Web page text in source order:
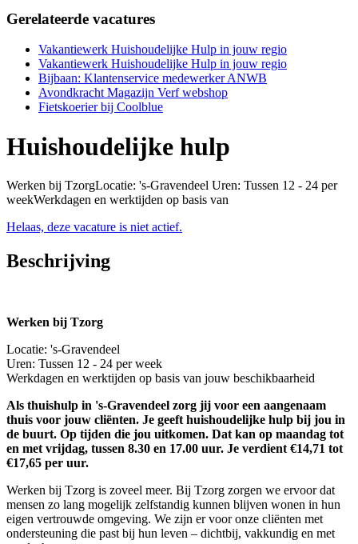
Gerelateerde vacatures
Vakantiewerk Huishoudelijke Hulp in jouw regio
Vakantiewerk Huishoudelijke Hulp in jouw regio
Bijbaan: Klantenservice medewerker ANWB
Avondkracht Magazijn Verf webshop
Fietskoerier bij Coolblue
Huishoudelijke hulp
Werken bij TzorgLocatie: 's-Gravendeel Uren: Tussen 12 - 24 per
weekWerkdagen en werktijden op basis van
Helaas, deze vacature is niet actief.
Beschrijving
Werken bij Tzorg
Locatie: 's-Gravendeel
Uren: Tussen 12 - 24 per week
Werkdagen en werktijden op basis van jouw beschikbaarheid
Als thuishulp in 's-Gravendeel zorg jij voor een aangenaam
thuis voor jouw cliënten. Je geeft huishoudelijke hulp bij jou in
de buurt. Op tijden die jou uitkomen. Dat kan op maandag tot
en met vrijdag, tussen 8.30 en 17.00 uur. Je verdient €14,71 tot
€17,65 per uur.
Werken bij Tzorg is zoveel meer. Bij Tzorg zorgen we ervoor dat
mensen zo lang mogelijk zelfstandig kunnen blijven wonen in hun
eigen vertrouwde omgeving. We zijn er voor onze cliënten met
ondersteuning die past bij hun leven – dichtbij, vakkundig en met